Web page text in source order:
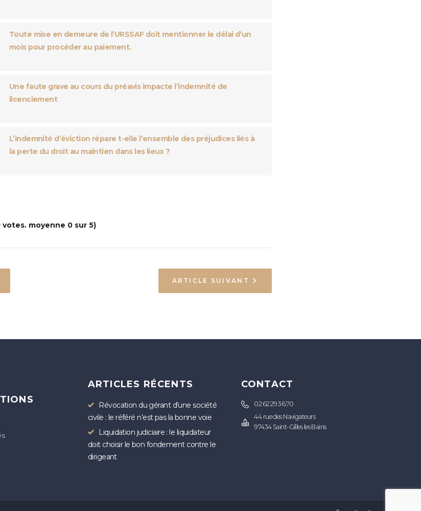
Toute mise en demeure de l’URSSAF doit mentionner le délai d’un
mois pour procéder au paiement.
Une faute grave au cours du préavis impacte l’indemnité de
licenciement
L’indemnité d’éviction répare t-elle l’ensemble des préjudices liés à
la perte du droit au maintien dans les lieux ?
votes. moyenne 0sur 5)
ARTICLE SUIVANT
ARTICLES RÉCENTS
Révocation du gérant d’une société
civile : le référé n’est pas la bonne voie
Liquidation judiciaire : le liquidateur
doit choisir le bon fondement contre le
dirigeant
CONTACT
02.62.29.36.70
44 rue des Navigateurs
97434 Saint-Gilles les Bains